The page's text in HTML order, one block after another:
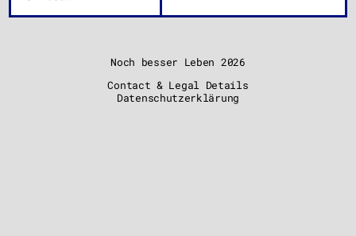
Noch besser Leben 2026
Contact & Legal Details
Datenschutzerklärung